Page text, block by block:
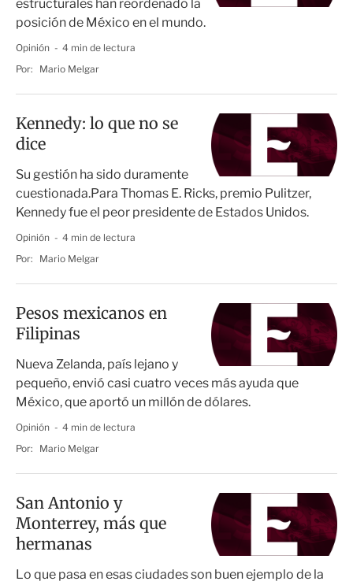
estructurales han reordenado la
posición de México en el mundo.
Opinión
4 min de lectura
Por:
Mario Melgar
Kennedy: lo que no se
dice
Su gestión ha sido duramente
cuestionada.Para Thomas E. Ricks, premio Pulitzer,
Kennedy fue el peor presidente de Estados Unidos.
Opinión
4 min de lectura
Por:
Mario Melgar
Pesos mexicanos en
Filipinas
Nueva Zelanda, país lejano y
pequeño, envió casi cuatro veces más ayuda que
México, que aportó un millón de dólares.
Opinión
4 min de lectura
Por:
Mario Melgar
San Antonio y
Monterrey, más que
hermanas
Lo que pasa en esas ciudades son buen ejemplo de la